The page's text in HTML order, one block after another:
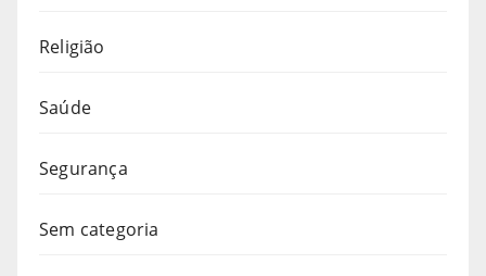
Religião
Saúde
Segurança
Sem categoria